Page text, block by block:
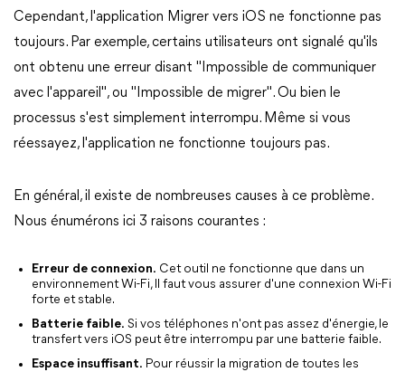
Cependant, l'application Migrer vers iOS ne fonctionne pas
toujours. Par exemple, certains utilisateurs ont signalé qu'ils
ont obtenu une erreur disant "Impossible de communiquer
avec l'appareil", ou "Impossible de migrer". Ou bien le
processus s'est simplement interrompu. Même si vous
réessayez, l'application ne fonctionne toujours pas.
En général, il existe de nombreuses causes à ce problème.
Nous énumérons ici 3 raisons courantes :
Erreur de connexion. Cet outil ne fonctionne que dans un
environnement Wi-Fi, Il faut vous assurer d'une connexion Wi-Fi
forte et stable.
Batterie faible. Si vos téléphones n'ont pas assez d'énergie, le
transfert vers iOS peut être interrompu par une batterie faible.
Espace insuffisant. Pour réussir la migration de toutes les